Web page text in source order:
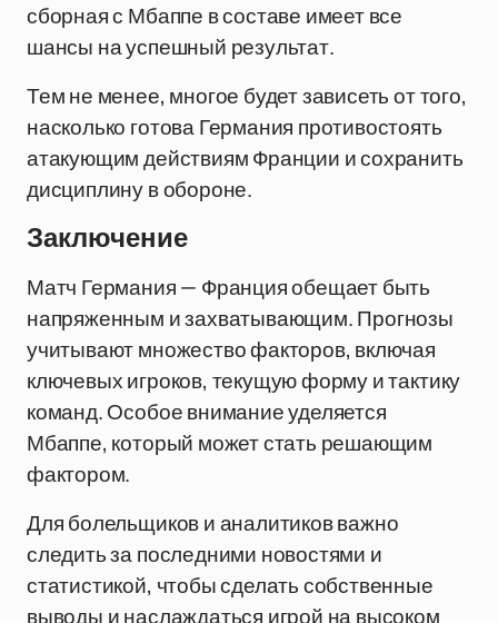
сборная с Мбаппе в составе имеет все
шансы на успешный результат.
Тем не менее, многое будет зависеть от того,
насколько готова Германия противостоять
атакующим действиям Франции и сохранить
дисциплину в обороне.
Заключение
Матч Германия — Франция обещает быть
напряженным и захватывающим. Прогнозы
учитывают множество факторов, включая
ключевых игроков, текущую форму и тактику
команд. Особое внимание уделяется
Мбаппе, который может стать решающим
фактором.
Для болельщиков и аналитиков важно
следить за последними новостями и
статистикой, чтобы сделать собственные
выводы и наслаждаться игрой на высоком